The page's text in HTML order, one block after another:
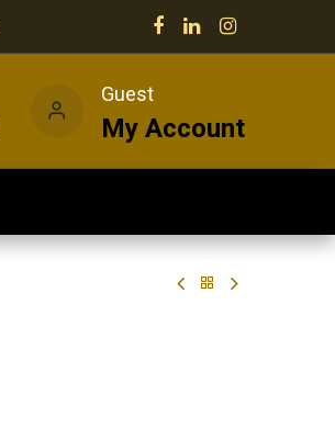
Guest
My Account